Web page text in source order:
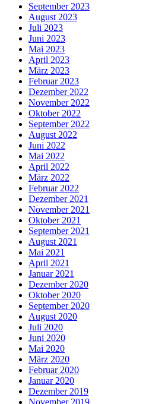
September 2023
August 2023
Juli 2023
Juni 2023
Mai 2023
April 2023
März 2023
Februar 2023
Dezember 2022
November 2022
Oktober 2022
September 2022
August 2022
Juni 2022
Mai 2022
April 2022
März 2022
Februar 2022
Dezember 2021
November 2021
Oktober 2021
September 2021
August 2021
Mai 2021
April 2021
Januar 2021
Dezember 2020
Oktober 2020
September 2020
August 2020
Juli 2020
Juni 2020
Mai 2020
März 2020
Februar 2020
Januar 2020
Dezember 2019
November 2019